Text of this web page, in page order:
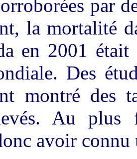
par
la mortalité
en 2001 était
Des
montré des
Au plus
avoir